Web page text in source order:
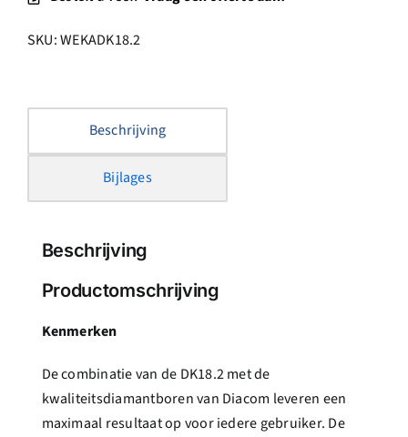
SKU:WEKADK18.2
Beschrijving
Bijlages
Beschrijving
Productomschrijving
Kenmerken
De combinatie van de DK18.2 met de
kwaliteitsdiamantboren van Diacom leveren een
maximaal resultaat op voor iedere gebruiker. De